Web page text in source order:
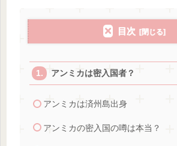
目次
アンミカは密入国者？
アンミカは済州島出身
アンミカの密入国の噂は本当？